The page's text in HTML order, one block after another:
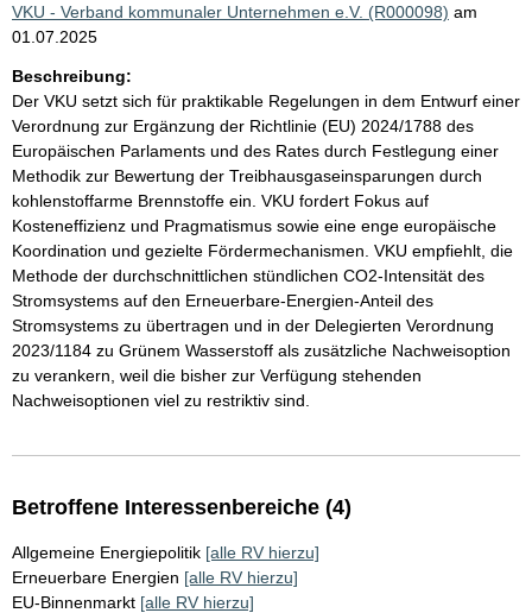
VKU - Verband kommunaler Unternehmen e.V. (R000098) am
01.07.2025
Beschreibung:
Der VKU setzt sich für praktikable Regelungen in dem Entwurf einer
Verordnung zur Ergänzung der Richtlinie (EU) 2024/1788 des
Europäischen Parlaments und des Rates durch Festlegung einer
Methodik zur Bewertung der Treibhausgaseinsparungen durch
kohlenstoffarme Brennstoffe ein. VKU fordert Fokus auf
Kosteneffizienz und Pragmatismus sowie eine enge europäische
Koordination und gezielte Fördermechanismen. VKU empfiehlt, die
Methode der durchschnittlichen stündlichen CO2-Intensität des
Stromsystems auf den Erneuerbare-Energien-Anteil des
Stromsystems zu übertragen und in der Delegierten Verordnung
2023/1184 zu Grünem Wasserstoff als zusätzliche Nachweisoption
zu verankern, weil die bisher zur Verfügung stehenden
Nachweisoptionen viel zu restriktiv sind.
Betroffene Interessenbereiche (4)
Allgemeine Energiepolitik [alle RV hierzu]
Erneuerbare Energien [alle RV hierzu]
EU-Binnenmarkt [alle RV hierzu]